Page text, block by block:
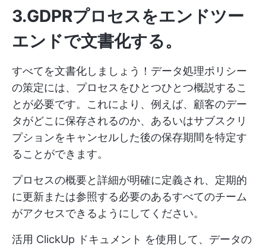
3.GDPRプロセスをエンドツー
エンドで文書化する。
すべてを文書化しましょう！データ処理ポリシー
の策定には、プロセスをひとつひとつ概説するこ
とが必要です。これにより、例えば、顧客のデー
タがどこに保存されるのか、あるいはサブスクリ
プションをキャンセルした後の保存期間を特定す
ることができます。
プロセスの概要と詳細が明確に定義され、定期的
に更新または参照する必要のあるすべてのチーム
がアクセスできるようにしてください。
活用 ClickUp ドキュメント を使用して、データの